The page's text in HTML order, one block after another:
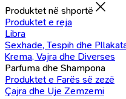
Produktet në shportë
Produktet e reja
Libra
Sexhade, Tespih dhe
Krema, Vajra dhe Diverses
Parfuma dhe Shampona
Produktet e Farës së zezë
Çajra dhe Uje Zemzemi